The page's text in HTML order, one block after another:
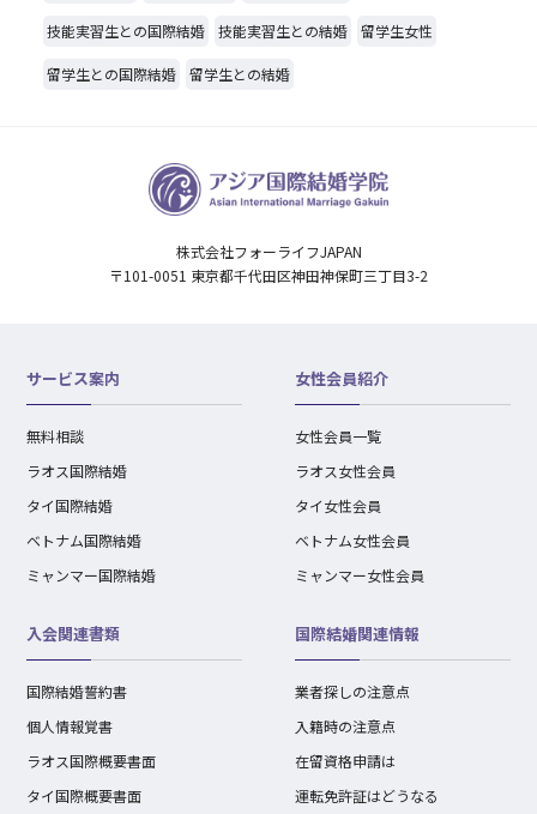
技能実習生との国際結婚 技能実習生との結婚 留学生女性
留学生との国際結婚 留学生との結婚
株式会社フォーライフJAPAN
〒101-0051 東京都千代田区神田神保町三丁目3-2
サービス案内
無料相談
ラオス国際結婚
タイ国際結婚
ベトナム国際結婚
ミャンマー国際結婚
女性会員紹介
女性会員一覧
ラオス女性会員
タイ女性会員
ベトナム女性会員
ミャンマー女性会員
入会関連書類
国際結婚誓約書
個人情報覚書
ラオス国際概要書面
タイ国際概要書面
国際結婚関連情報
業者探しの注意点
入籍時の注意点
在留資格申請は
運転免許証はどうなる